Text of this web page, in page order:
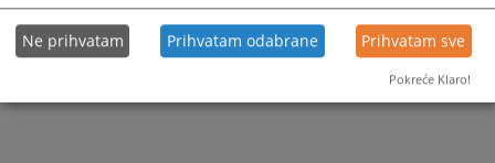
Ne prihvatam Prihvatam odabrane Prihvatam sve
Pokreće Klaro!